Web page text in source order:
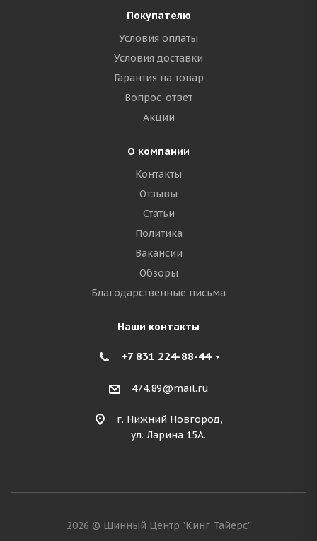
Покупателю
Условия оплаты
Условия доставки
Гарантия на товар
Вопрос-ответ
Акции
О компании
Контакты
Отзывы
Статьи
Политика
Вакансии
Обзоры
Благодарственные письма
Наши контакты
+7 831 224-88-44
474.89@mail.ru
г. Нижний Новгород,
ул. Ларина 15А.
2026 © Шинный Центр "Кинг Тайерс"